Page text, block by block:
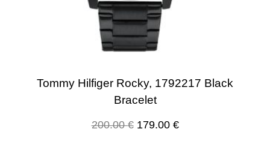
Tommy Hilfiger Rocky, 1792217 Black
Bracelet
200.00€ 179.00 €